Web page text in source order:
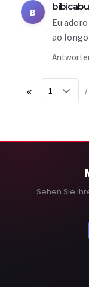
B
Eu
ao
« /
Sehen Sie